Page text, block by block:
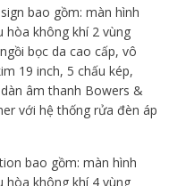
bao gồm: màn hình
hòa không khí 2 vùng
bọc da cao cấp, vô
19 inch, 5 chấu kép,
âm thanh Bowers &
với hệ thống rửa đèn áp
bao gồm: màn hình
hòa không khí 4 vùng